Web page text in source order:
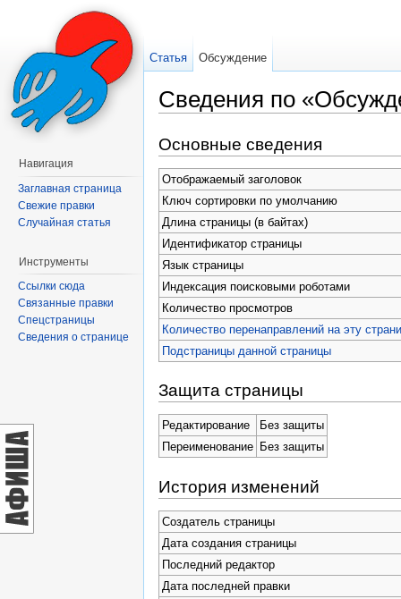
Сведения по
Основные сведения
Отображаемый заголовок
Ключ сортировки по умолчанию
Длина страницы (в байтах)
Идентификатор страницы
Язык страницы
Индексация поисковыми роботами
Количество просмотров
Количество перенаправлений на эту
Подстраницы данной страницы
Защита страницы
Редактирование
Без защиты
Переименование
Без защиты
История изменений
Создатель страницы
Дата создания страницы
Последний редактор
Дата последней правки
Статья Обсуждение
Навигация
Заглавная страница
Свежие правки
Случайная статья
Инструменты
Ссылки сюда
Связанные правки
Спецстраницы
Сведения о странице